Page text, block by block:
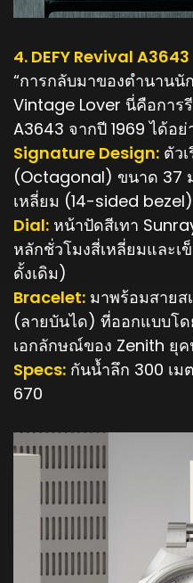
4. DEFY Revival A3643
“การกลับมาของตำนานนั
Vintage Lover นี่คือการ
A3643 จากปี 1969 ได้อ
Signature Design: ตัว
(Octagonal) ขนาด 37
เหลี่ยม (14-sided
Dial: หน้าปัดสีเทา
หลักชั่วโมงสี่เหลี่ยมและ
ดั้งเดิม)
Bracelet: มาพร้อมสายส
(ลายบันได) ที่ออกแบบโ
เอกลักษณ์ของ Zenith ยุ
Specs: กันน้ำลึก 300 เม
670